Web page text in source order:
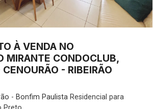
À VENDA NO
MIRANTE CONDOCLUB,
- RIBEIRÃO
- Bonfim Paulista Residencial para